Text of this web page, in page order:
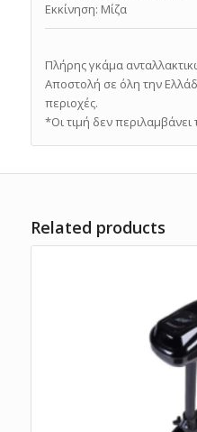
Εκκίνηση: Μίζα
Πλήρης γκάμα
Αποστολή σε όλη την
περιοχές.
*Οι τιμή δεν
Related products